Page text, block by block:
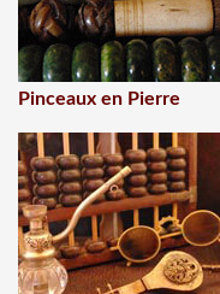
Pinceaux en Pierre